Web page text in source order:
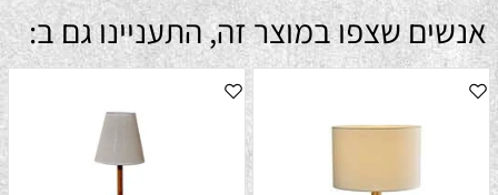
אנשים שצפו במוצר זה, התעניינו גם ב: